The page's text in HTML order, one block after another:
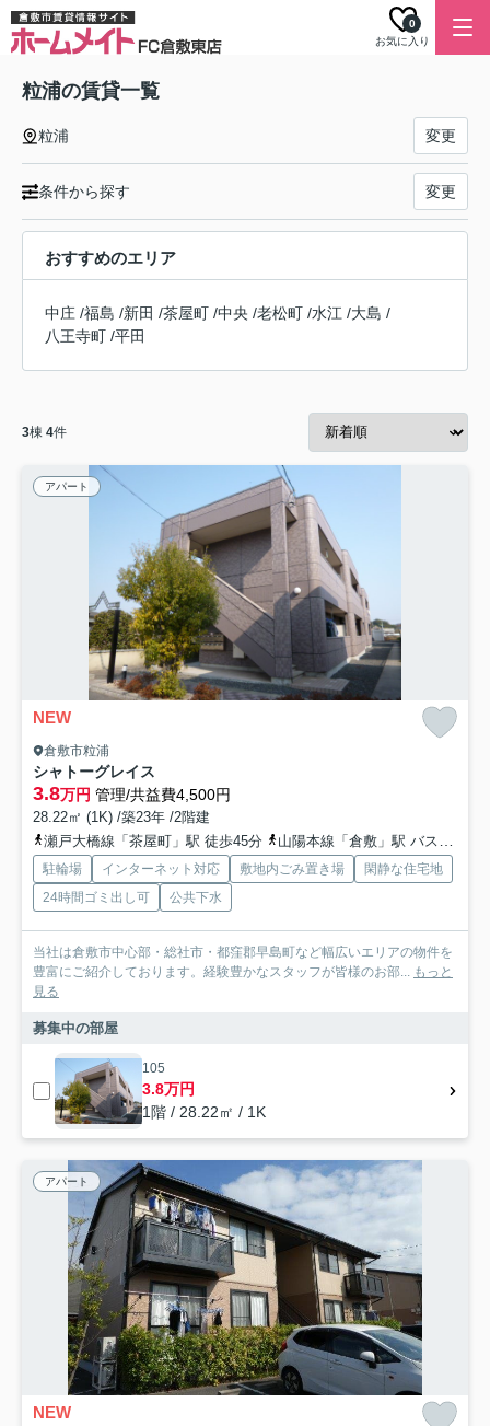
お気に入り
0
粒浦の賃貸一覧
粒浦 変更
条件から探す 変更
おすすめのエリア
中庄 /福島 /新田 /茶屋町 /中央 /老松町 /水江 /大島 /
八王寺町 /平田
3棟 4件
アパート
NEW
倉敷市粒浦
シャトーグレイス
3.8万円 管理/共益費4,500円
28.22㎡ (1K) /築23年 /2階建
瀬戸大橋線「茶屋町」駅 徒歩45分
山陽本線「倉敷」駅 バス24分 下電バス「有城」 停歩6分
駐輪場 インターネット対応 敷地内ごみ置き場
閑静な住宅地
24時間ゴミ出し可
公共下水
当社は倉敷市中心部・総社市・都窪郡早島町など幅広いエリアの物件を
豊富にご紹介しております。経験豊かなスタッフが皆様のお部... もっと
見る
募集中の部屋
105
3.8万円
1階 / 28.22㎡ / 1K
アパート
NEW